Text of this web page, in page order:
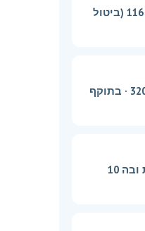
ק״ת תשפ״ה, עמ׳ 116 (ביטול
ק״ת תשפ״ו, עמ׳ 320 · בתוקף
13 תקנות + תוספת ובה 10